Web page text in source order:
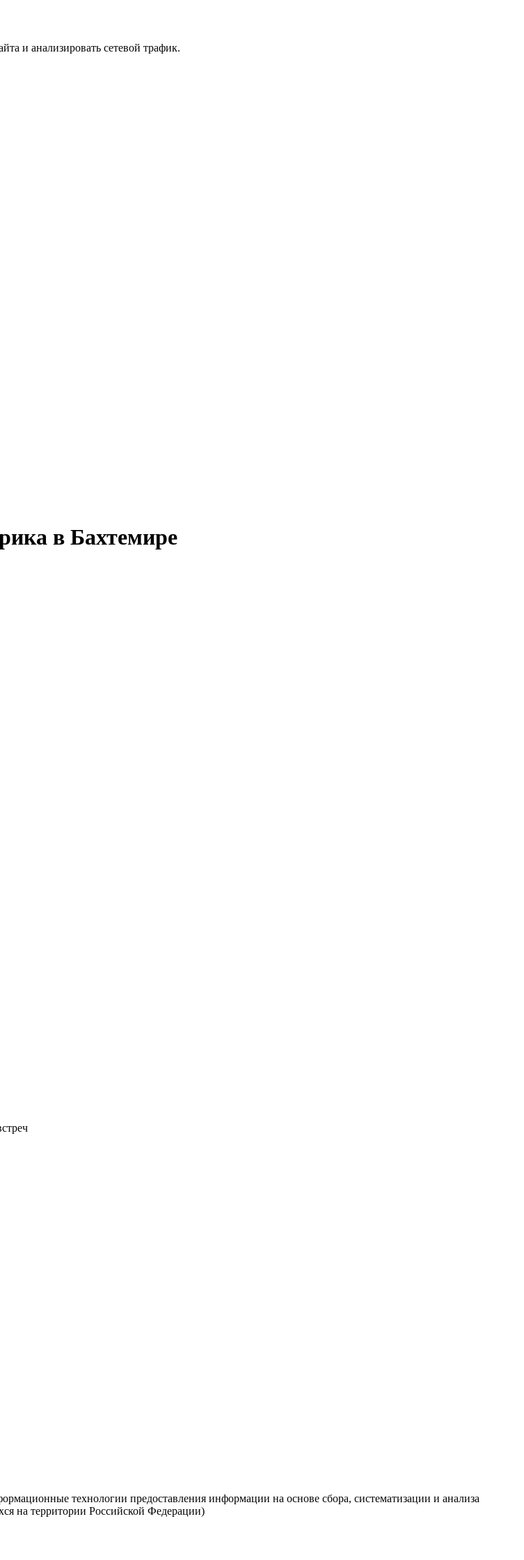
и анализировать сетевой трафик.
в Бахтемире
технологии предоставления информации на основе сбора, систематизации и анализа
на территории Российской Федерации)